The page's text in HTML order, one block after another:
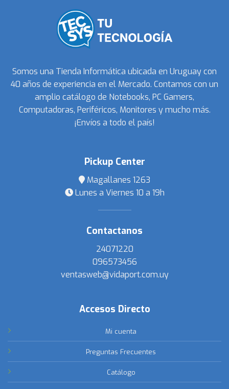
Somos una Tienda Informática ubicada en Uruguay con
40 años de experiencia en el Mercado. Contamos con un
amplio catálogo de Notebooks, PC Gamers,
Computadoras, Periféricos, Monitores y mucho más.
¡Envíos a todo el país!
Pickup Center
Magallanes 1263
Lunes a Viernes 10 a 19h
Contactanos
24071220
096573456
ventasweb@vidaport.com.uy
Accesos Directo
Mi cuenta
Preguntas Frecuentes
Catálogo